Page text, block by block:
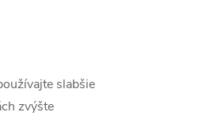
slabšie
zvýšte